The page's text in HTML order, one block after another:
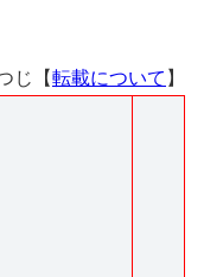
じ【転載について 】